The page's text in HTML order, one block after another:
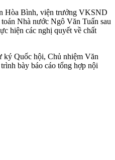
Hòa Bình, viện trưởng VKSND
Nhà nước Ngô Văn Tuấn sau
hiện các nghị quyết về chất
ký Quốc hội, Chủ nhiệm Văn
bày báo cáo tổng hợp nội